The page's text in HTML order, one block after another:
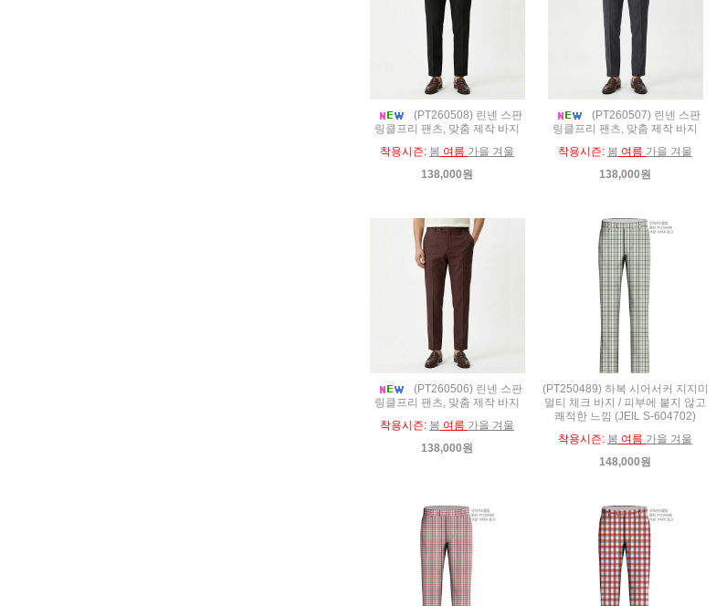
(PT260508) 린넨 스판
링클프리 팬츠, 맞춤 제작 바지
착용시즌: 봄 여름 가을 겨울
138,000원
(PT260507) 린넨 스판
링클프리 팬츠, 맞춤 제작 바지
착용시즌: 봄 여름 가을 겨울
138,000원
(PT260506) 린넨 스판
링클프리 팬츠, 맞춤 제작 바지
착용시즌: 봄 여름 가을 겨울
138,000원
(PT250489) 하복 시어서커 지지미
멀티 체크 바지 / 피부에 붙지 않고
쾌적한 느낌 (JEIL S-604702)
착용시즌: 봄 여름 가을 겨울
148,000원